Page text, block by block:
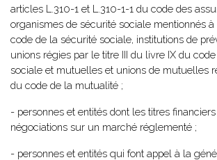
articles L.310-1 et L.310-1-1 du code des
organismes de sécurité sociale mentionnés à
code de la sécurité sociale, institutions de
unions régies par le titre III du livre IX du
sociale et mutuelles et unions de mutuelles
du code de la mutualité ;
- personnes et entités dont les titres
négociations sur un marché réglementé ;
- personnes et entités qui font appel à la